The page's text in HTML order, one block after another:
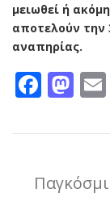
μειωθεί ή
αποτελούν την
αναπηρίας.